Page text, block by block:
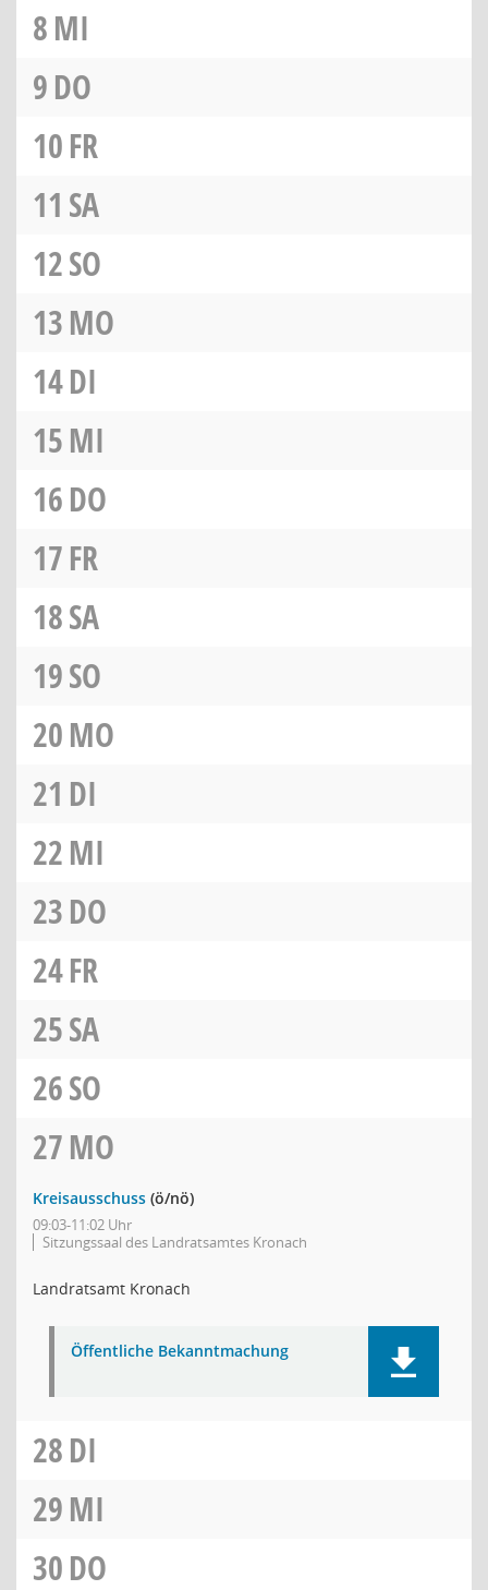
8MI
9DO
10FR
11 SA
12SO
13MO
14DI
15MI
16DO
17FR
18SA
19SO
20MO
21 DI
22MI
23DO
24FR
25SA
26SO
27MO
Kreisausschuss (ö/nö)
09:03-11:02 Uhr
Sitzungssaal des Landratsamtes Kronach
Landratsamt Kronach
Öffentliche Bekanntmachung
28DI
29MI
30DO